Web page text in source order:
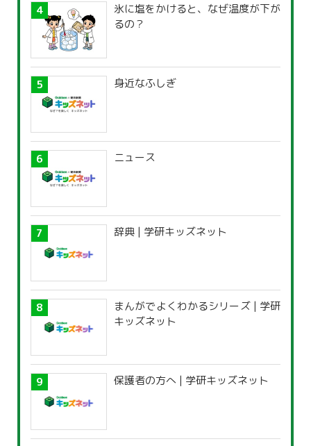
氷に塩をかけると、なぜ温度が下が
るの？
身近なふしぎ
ニュース
辞典 | 学研キッズネット
まんがでよくわかるシリーズ | 学研
キッズネット
保護者の方へ | 学研キッズネット